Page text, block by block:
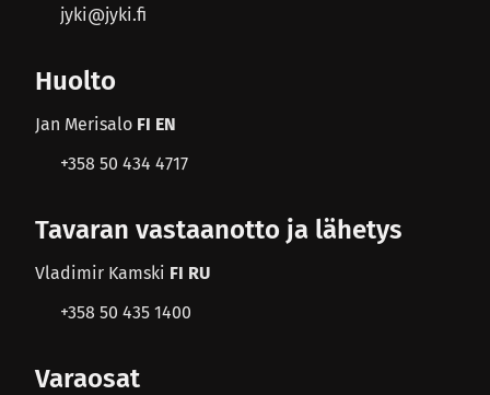
jyki@jyki.fi
Huolto
Jan Merisalo FI EN
+358 50 434 4717
Tavaran vastaanotto ja lähetys
Vladimir Kamski FI RU
+358 50 435 1400
Varaosat